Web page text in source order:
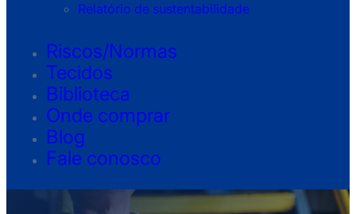
Relatório de sustentabilidade
Riscos/Normas
Tecidos
Biblioteca
Onde comprar
Blog
Fale conosco